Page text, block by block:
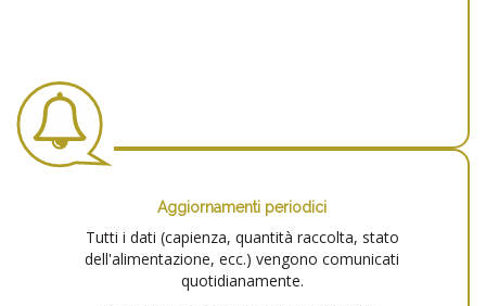
Aggiornamenti periodici
Tutti i dati (capienza, quantità raccolta, stato
dell'alimentazione, ecc.) vengono comunicati
quotidianamente.